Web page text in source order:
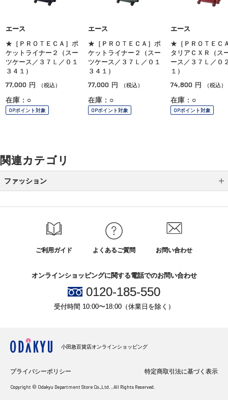
エース
★［ＰＲＯＴＥＣＡ］ポ
ケットライナー２（スー
ツケース／３７Ｌ／０１
３４１）
77,000 円 （税込）
在庫：○
OPポイント対象
エース
★［ＰＲＯＴＥＣＡ］ポ
ケットライナー２（スー
ツケース／３７Ｌ／０１
３４１）
77,000 円 （税込）
在庫：○
OPポイント対象
エース
★［ＰＲＯＴＥＣ
タリアＣＸＲ（ス
ース／３７Ｌ／０
１）
74,800 円 （税込）
在庫：○
OPポイント対象
関連カテゴリ
ファッション
手袋・マフラー・ストール
zakka marche for men
ご利用ガイド よくあるご質問 お問い合わせ
オンラインショッピングに関する電話でのお問い合わせ
0120-185-550
受付時間 10:00〜18:00（休業日を除く）
小田急百貨店オンラインショッピング
プライバシーポリシー 特定商取引法に基づく表示
Copyright © Odakyu Department Store Co.,Ltd. , All Rights Reserved.